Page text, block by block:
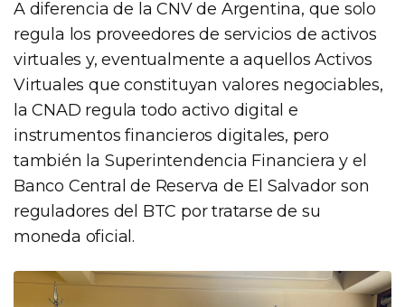
A diferencia de la CNV de Argentina, que solo
regula los proveedores de servicios de activos
virtuales y, eventualmente a aquellos Activos
Virtuales que constituyan valores negociables,
la CNAD regula todo activo digital e
instrumentos financieros digitales, pero
también la Superintendencia Financiera y el
Banco Central de Reserva de El Salvador son
reguladores del BTC por tratarse de su
moneda oficial.